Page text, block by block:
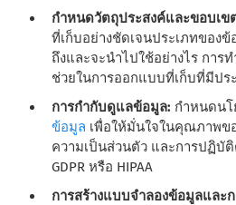
กําหนดวัตถุประสงค์และขอบเข
ที่เก็บอย่างชัดเจนประเภทของข้
ถึงและจะนําไปใช้อย่างไร การ
ช่วยในการออกแบบที่เก็บที่มีปร
การกํากับดูแลข้อมูล: กําหนดนโ
ข้อมูล เพื่อให้มั่นใจในคุณภาพ
ความเป็นส่วนตัว และการปฏิบั
GDPR หรือ HIPAA
การสร้างแบบจําลองข้อมูลและ